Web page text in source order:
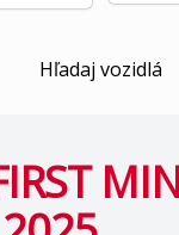
Hľadaj vozidlá